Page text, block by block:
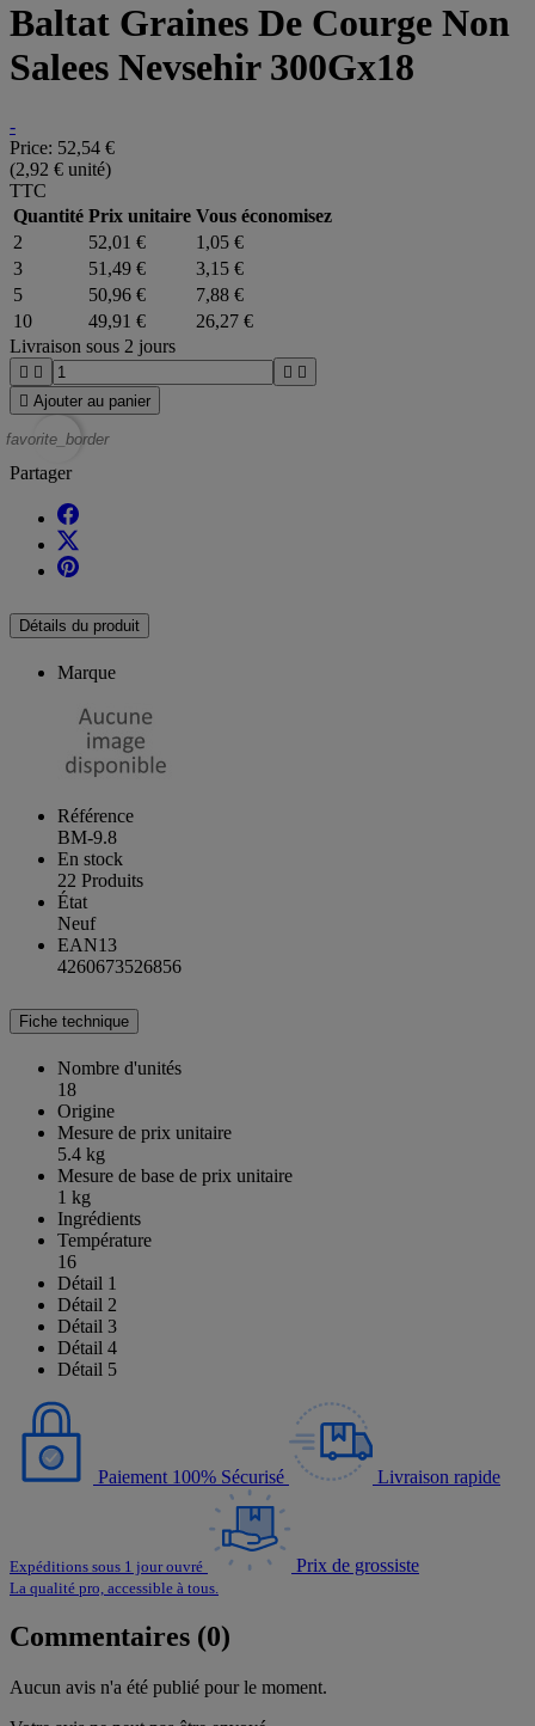
Baltat Graines De Courge Non
Salees Nevsehir 300Gx18
-
Price: 52,54 €
(2,92 € unité)
TTC
Quantité Prix unitaire Vous économisez
2
52,01 €
1,05 €
3
51,49 €
3,15 €
5
50,96 €
7,88 €
10
49,91 €
26,27 €
Livraison sous 2 jours
   
 Ajouter au panier
favorite_border
Partager
Détails du produit
Marque
Référence
BM-9.8
En stock
22 Produits
État
Neuf
EAN13
4260673526856
Fiche technique
Nombre d'unités
18
Origine
Mesure de prix unitaire
5.4 kg
Mesure de base de prix unitaire
1 kg
Ingrédients
Température
16
Détail 1
Détail 2
Détail 3
Détail 4
Détail 5
Paiement 100% Sécurisé Livraison rapide
Expéditions sous 1 jour ouvré Prix de grossiste
La qualité pro, accessible à tous.
Commentaires (0)
Aucun avis n'a été publié pour le moment.